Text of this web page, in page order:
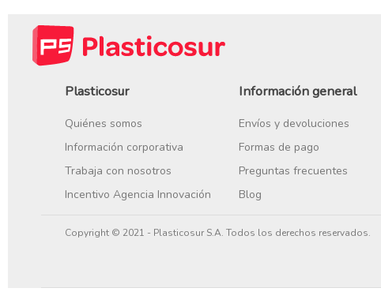
Plasticosur
Quiénes somos
Información corporativa
Trabaja con nosotros
Incentivo Agencia Innovación
Información general
Envíos y devoluciones
Formas de pago
Preguntas frecuentes
Blog
Copyright © 2021 - Plasticosur S.A. Todos los derechos reservados.